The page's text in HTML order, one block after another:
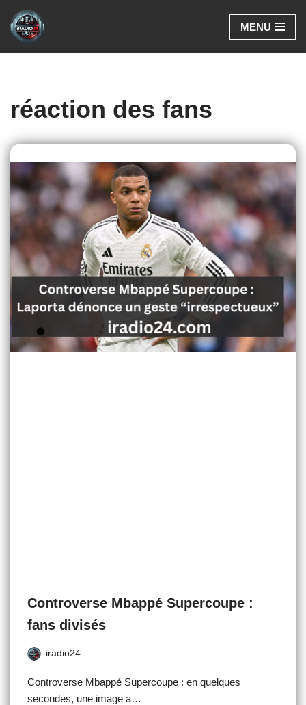
Aller
au
MENU
réaction des fans
Controverse Mbappé Supercoupe :
fans divisés
iradio24
Controverse Mbappé Supercoupe : en quelques
secondes, une image a…